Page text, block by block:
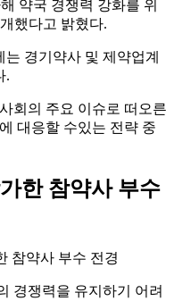
약국 경쟁력 강화를 위
했다고 밝혔다.
경기약사 및 제약업계
.
회의 주요 이슈로 떠오른
대응할 수있는 전략 중
참약사 부수 전경
경쟁력을 유지하기 어려